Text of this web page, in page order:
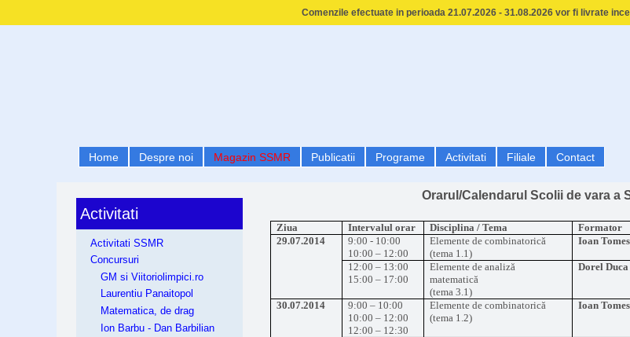
Comenzile efectuate in perioada 21.07.2026 - 31.08.2026 vor fi livrate
Home Despre noi Magazin SSMR Publicatii Programe Activitati Filiale Contact
Orarul/Calendarul Scolii de vara a
Ziua Intervalul orar Disciplina / Tema Formator
29.07.2014
9:00 - 10:00
10:00 – 12:00
Elemente de combinatorică
(tema 1.1)
Ioan
12:00 – 13:00
15:00 – 17:00
Elemente de analiză
matematică
(tema 3.1)
Dorel Duca
30.07.2014
9:00 – 10:00
10:00 – 12:00
12:00 – 12:30
Elemente de combinatorică
(tema 1.2)
Ioan
Activitati
Activitati SSMR
Concursuri
GM si Viitoriolimpici.ro
Laurentiu Panaitopol
Matematica, de drag
Ion Barbu - Dan Barbilian